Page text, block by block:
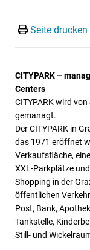
Seite drucken
CITYPARK –
Centers
CITYPARK wird
gemanagt.
Der CITYPARK in
das 1971 eröffnet
Verkaufsfläche,
XXL-Parkplätze
Shopping in der
öffentlichen
Post, Bank,
Tankstelle,
Still- und